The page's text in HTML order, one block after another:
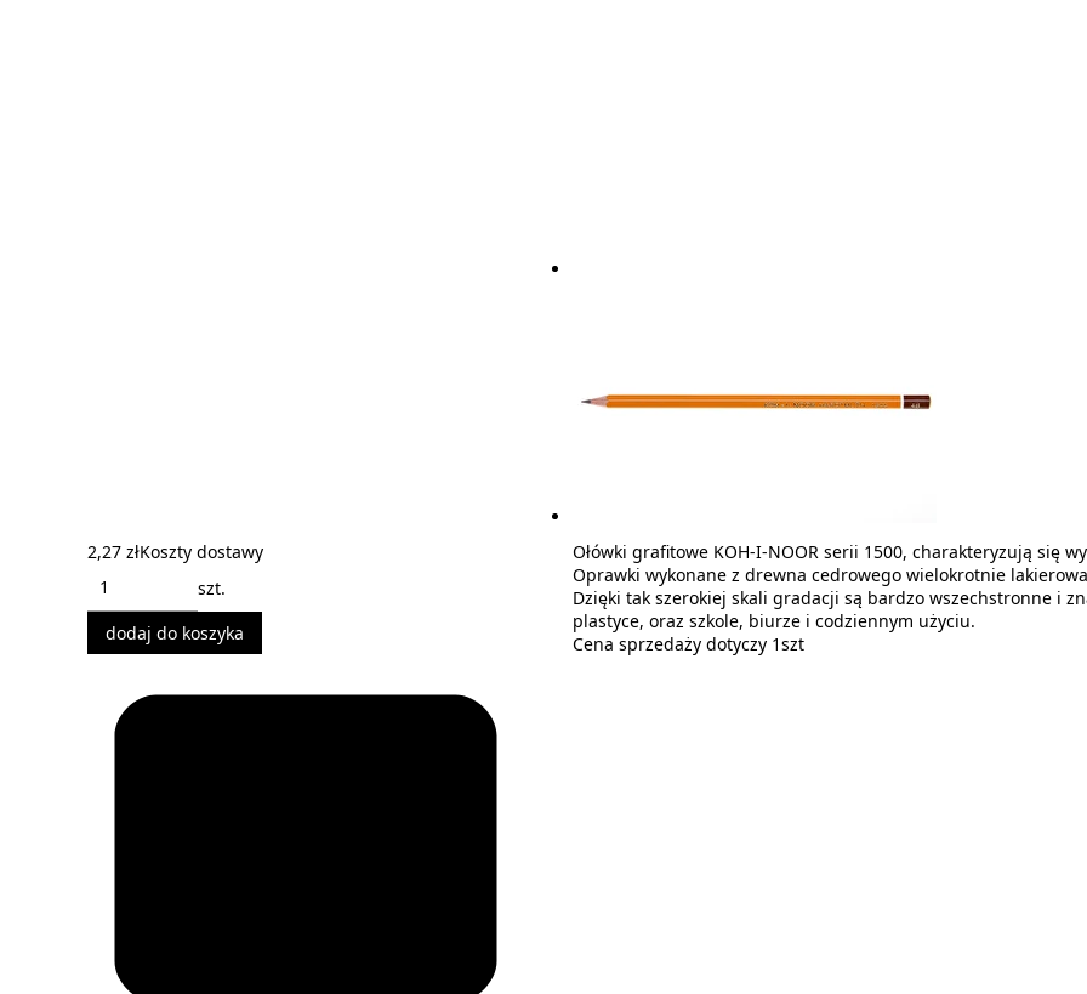
2,27 złKoszty dostawy
szt.
dodaj do koszyka
Ołówki grafitowe KOH-I-NOOR serii 1500, charakteryzują się
Oprawki wykonane z drewna cedrowego wielokrotnie
Dzięki tak szerokiej skali gradacji są bardzo wszechstronne i
plastyce, oraz szkole, biurze i codziennym użyciu.
Cena sprzedaży dotyczy 1szt